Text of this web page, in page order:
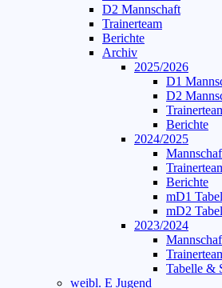
D2 Mannschaft
Trainerteam
Berichte
Archiv
2025/2026
D1
D2
Berichte
2024/2025
Berichte
mD1
mD2
2023/2024
Tabelle &
weibl. E Jugend